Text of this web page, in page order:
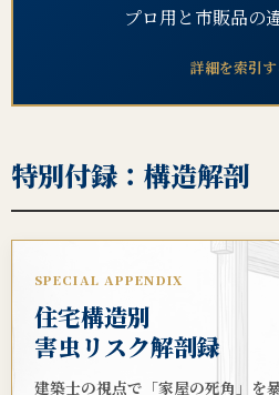
プロ用と市販品の
詳細を索引
特別付録：構造解剖
SPECIAL APPENDIX
住宅構造別
害虫リスク解剖録
建築士の視点で「家屋の死角」を